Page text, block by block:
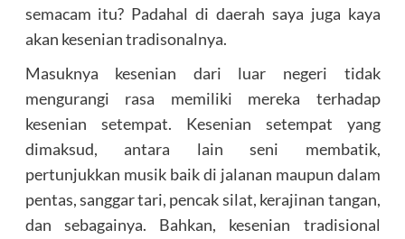
semacam itu? Padahal di daerah saya juga kaya
akan kesenian tradisonalnya.
Masuknya kesenian dari luar negeri tidak
mengurangi rasa memiliki mereka terhadap
kesenian setempat. Kesenian setempat yang
dimaksud, antara lain seni membatik,
pertunjukkan musik baik di jalanan maupun dalam
pentas, sanggar tari, pencak silat, kerajinan tangan,
dan sebagainya. Bahkan, kesenian tradisional